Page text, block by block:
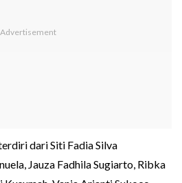
dari Siti Fadia Silva
Jauza Fadhila Sugiarto, Ribka